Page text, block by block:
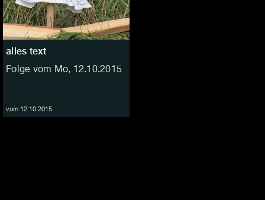
alles text
Folge vom Mo, 12.10.2015
vom 12.10.2015